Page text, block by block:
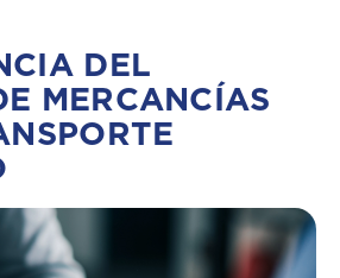
DEL
MERCANCÍAS